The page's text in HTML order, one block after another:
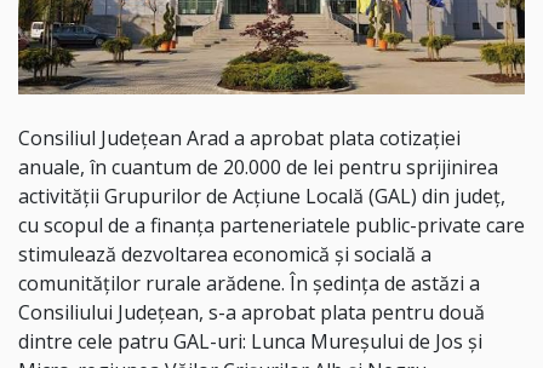
Consiliul Județean Arad a aprobat plata cotizației
anuale, în cuantum de 20.000 de lei pentru sprijinirea
activității Grupurilor de Acțiune Locală (GAL) din județ,
cu scopul de a finanța parteneriatele public-private care
stimulează dezvoltarea economică și socială a
comunităților rurale arădene. În ședința de astăzi a
Consiliului Județean, s-a aprobat plata pentru două
dintre cele patru GAL-uri: Lunca Mureșului de Jos și